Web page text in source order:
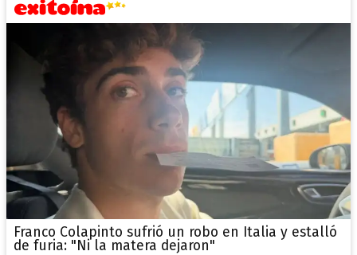
Franco Colapinto sufrió un robo en Italia y estalló
de furia: "Ni la matera dejaron"